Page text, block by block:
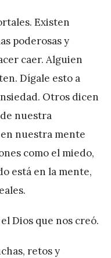
Existen
poderosas y
caer. Alguien
Dígale esto a
Otros dicen
nuestra
nuestra mente
como el miedo,
está en la mente,
Dios que nos creó.
retos y